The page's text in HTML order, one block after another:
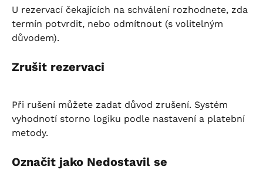
U rezervací čekajících na schválení rozhodnete, zda
termín potvrdit, nebo odmítnout (s volitelným
důvodem).
Zrušit rezervaci
Při rušení můžete zadat důvod zrušení. Systém
vyhodnotí storno logiku podle nastavení a platební
metody.
Označit jako Nedostavil se